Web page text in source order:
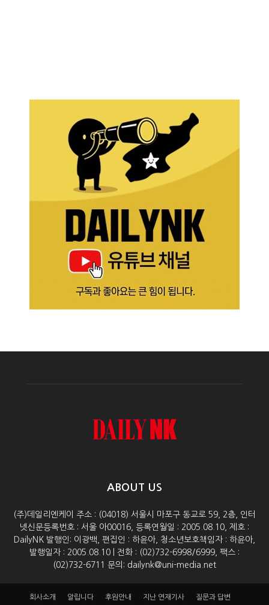
ABOUT US
(주)데일리엔케이 주소 : (04018) 서울시 마포구 동교로 59, 2층, 인터
넷신문등록번호 : 서울 아00016, 등록연월일 : 2005.08.10, 제호 :
DailyNK 발행인: 이광백, 편집인 : 하윤아, 청소년보호책임자 : 하윤아,
발행일자 : 2005.08.10 | 전화 : (02)732-6998/6999, 팩스 :
(02)732-6711 문의: dailynk@uni-media.net
회사소개 알립니다 후원안내 지난 연재기사 질문과 답변